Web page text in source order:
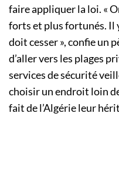
faire appliquer la loi. «
forts et plus fortunés. Il
doit cesser », confie un
d’aller vers les plages
services de sécurité
choisir un endroit loin
fait de l’Algérie leur